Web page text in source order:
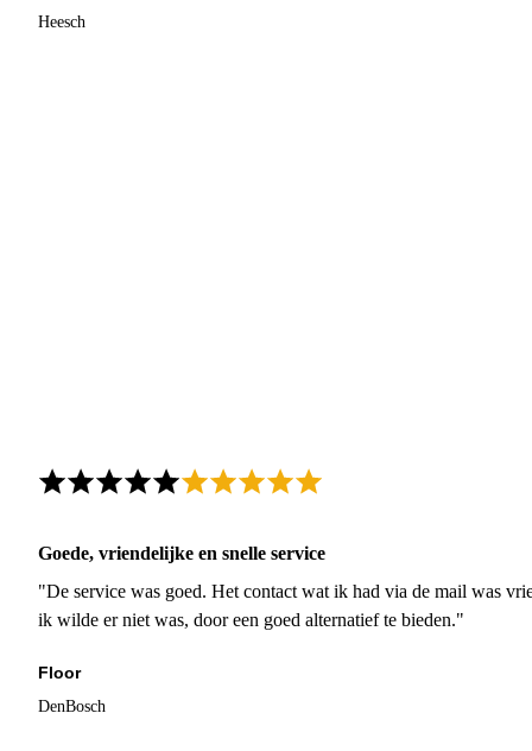
Heesch
Goede, vriendelijke en snelle service
"De service was goed. Het contact wat ik had via de mail was
ik wilde er niet was, door een goed alternatief te bieden."
Floor
DenBosch